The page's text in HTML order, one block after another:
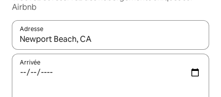
Airbnb
Adresse
Lorsque les résultats s'affichent, utilisez les flèches vers le
Arrivée